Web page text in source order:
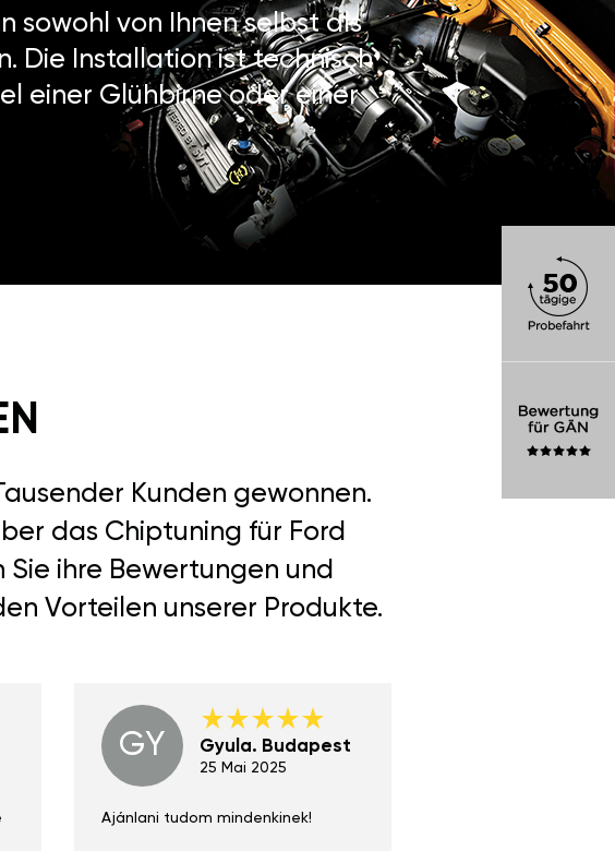
sowohl von Ihnen selbst als
Die Installation ist technisch
einer Glühbirne oder einer
Kunden gewonnen.
das Chiptuning für Ford
Sie ihre Bewertungen und
Vorteilen unserer Produkte.
GY Gyula. Budapest
25 Mai 2025
Ajánlani tudom mindenkinek!